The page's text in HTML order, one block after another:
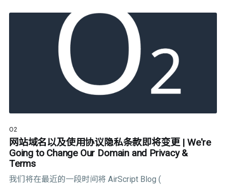
O2
网站域名以及使用协议隐私条款即将变更 | We're
Going to Change Our Domain and Privacy &
Terms
我们将在最近的一段时间将 AirScript Blog (